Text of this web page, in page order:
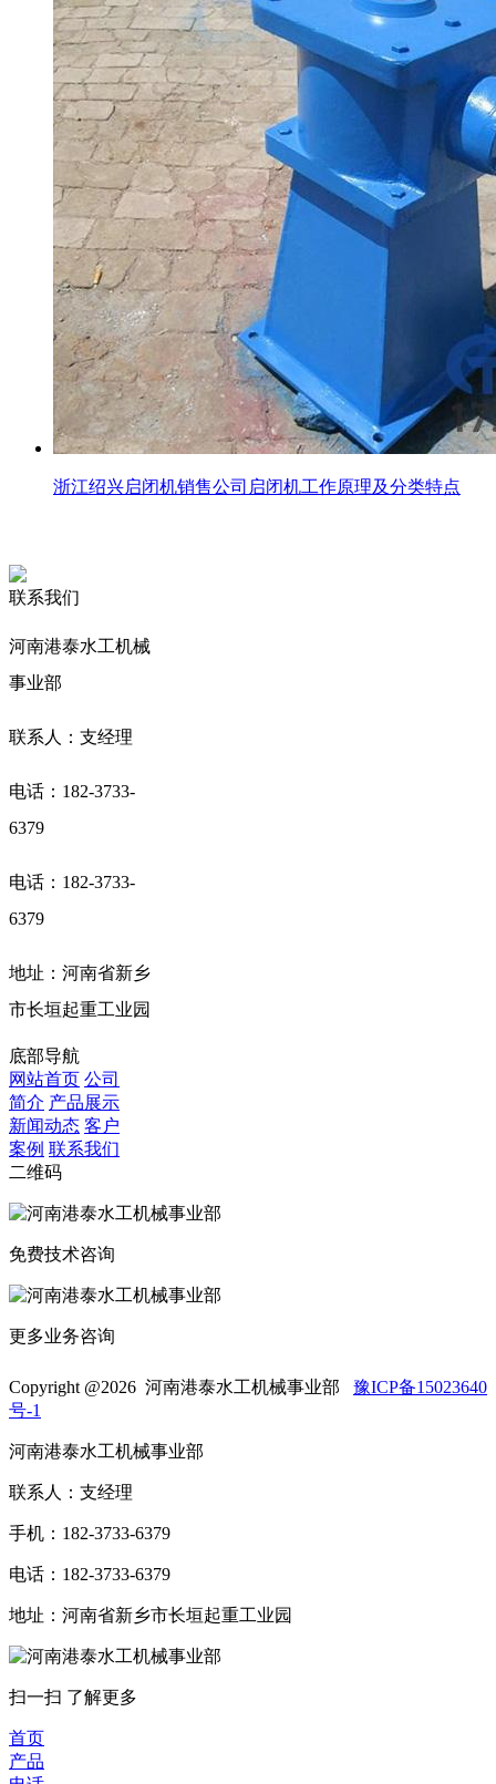
浙江绍兴启闭机销售公司启闭机工作原理及分类特点
联系我们
河南港泰水工机械
事业部
联系人：支经理
电话：182-3733-
6379
电话：182-3733-
6379
地址：河南省新乡
市长垣起重工业园
底部导航
网站首页 公司
简介 产品展示
新闻动态 客户
案例 联系我们
二维码
免费技术咨询
更多业务咨询
Copyright @2026 河南港泰水工机械事业部 豫ICP备15023640
号-1
河南港泰水工机械事业部
联系人：支经理
手机：182-3733-6379
电话：182-3733-6379
地址：河南省新乡市长垣起重工业园
扫一扫 了解更多
首页
产品